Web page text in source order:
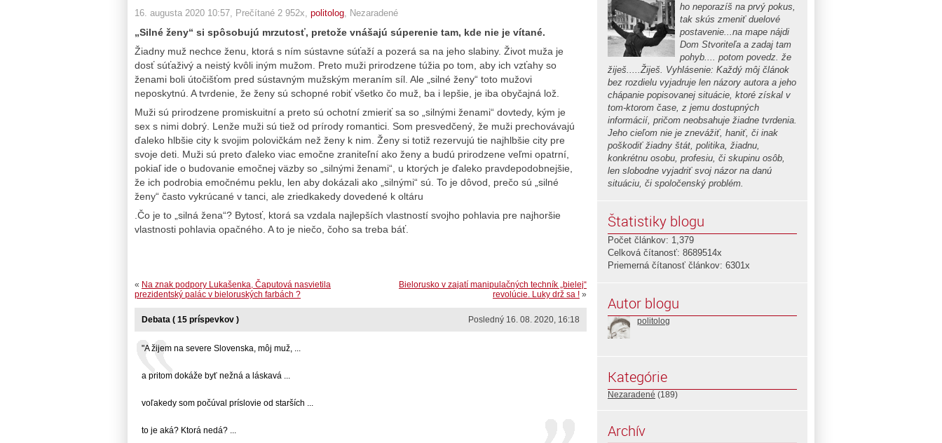
16. augusta 2020 10:57 , Prečítané 2 952x, politolog Nezaradené
„Silné ženy“ si spôsobujú mrzutosť, pretože vnášajú súperenie tam, kde nie je vítané.
Žiadny muž nechce ženu, ktorá s ním sústavne súťaží a pozerá sa na jeho slabiny. Život muža je
dosť súťaživý a neistý kvôli iným mužom. Preto muži prirodzene túžia po tom, aby ich vzťahy so
ženami boli útočišťom pred sústavným mužským meraním síl. Ale „silné ženy“ toto mužovi
neposkytnú. A tvrdenie, že ženy sú schopné robiť všetko čo muž, ba i lepšie, je iba obyčajná lož.
Muži sú prirodzene promiskuitní a preto sú ochotní zmieriť sa so „silnými ženami“ dovtedy, kým je
sex s nimi dobrý. Lenže muži sú tiež od prírody romantici. Som presvedčený, že muži prechovávajú
ďaleko hlbšie city k svojim polovičkám než ženy k nim. Ženy si totiž rezervujú tie najhlbšie city pre
svoje deti. Muži sú preto ďaleko viac emočne zraniteľní ako ženy a budú prirodzene veľmi opatrní,
pokiaľ ide o budovanie emočnej väzby so „silnými ženami“, u ktorých je ďaleko pravdepodobnejšie,
že ich podrobia emočnému peklu, len aby dokázali ako „silnými“ sú. To je dôvod, prečo sú „silné
ženy“ často vykrúcané v tanci, ale zriedkakedy dovedené k oltáru
.Čo je to „silná žena“? Bytosť, ktorá sa vzdala najlepších vlastností svojho pohlavia pre najhoršie
vlastnosti pohlavia opačného. A to je niečo, čoho sa treba báť.
Bielorusko v zajatí manipulačných techník „bielej“
revolúcie. Luky drž sa ! »
« Na znak podpory Lukašenka, Čaputová nasvietila
prezidentský palác v bieloruských farbách ?
Posledný 16. 08. 2020, 16:18
Debata ( 15 príspevkov )
"A žijem na severe Slovenska, môj muž, ...
a pritom dokáže byť nežná a láskavá ...
voľakedy som počúval príslovie od starších ...
to je aká? Ktorá nedá? ...
ho neporazíš na prvý pokus,
tak skús zmeniť duelové
postavenie...na mape nájdi
Dom Stvoriteľa a zadaj tam
pohyb.... potom povedz. že
žiješ.....Žiješ. Vyhlásenie: Každý môj článok
bez rozdielu vyjadruje len názory autora a jeho
chápanie popisovanej situácie, ktoré získal v
tom-ktorom čase, z jemu dostupných
informácií, pričom neobsahuje žiadne tvrdenia.
Jeho cieľom nie je znevážiť, haniť, či inak
poškodiť žiadny štát, politika, žiadnu,
konkrétnu osobu, profesiu, či skupinu osôb,
len slobodne vyjadriť svoj názor na danú
situáciu, či spoločenský problém.
Štatistiky blogu
Počet článkov: 1,379
Celková čítanosť: 8689514x
Priemerná čítanosť článkov: 6301x
Autor blogu
politolog
Kategórie
Nezaradené (189)
Archív